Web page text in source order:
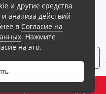
0
и другие средства
анализа действий
в Согласие на
. Нажмите
на это.